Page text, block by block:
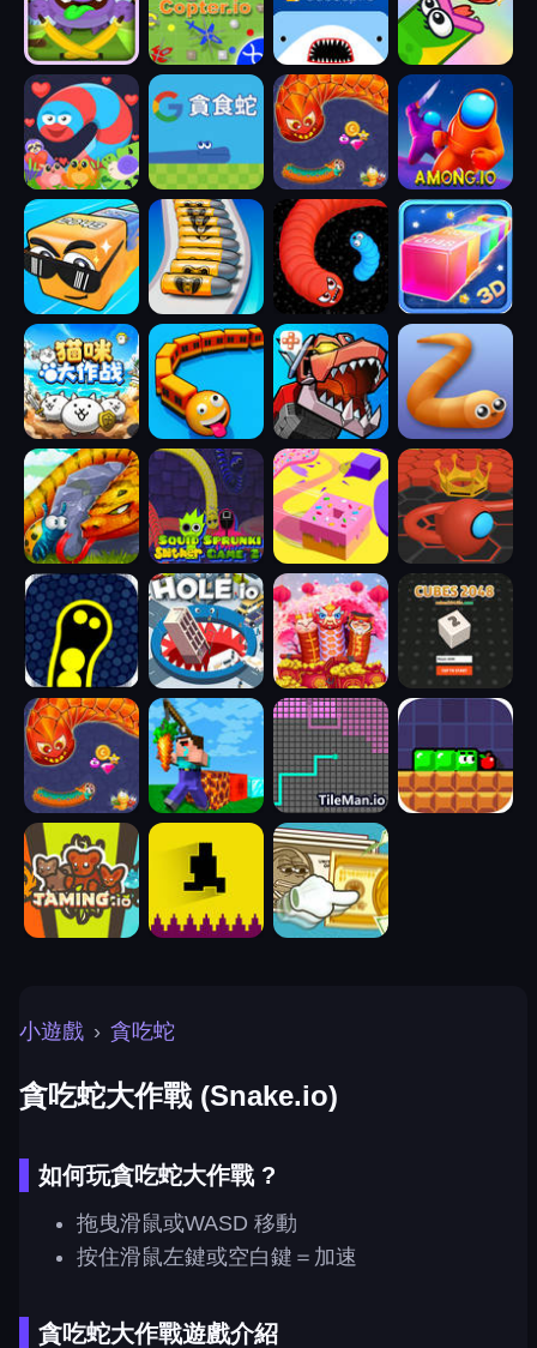
小遊戲 › 貪吃蛇
貪吃蛇大作戰 (Snake.io)
如何玩貪吃蛇大作戰 ?
拖曳滑鼠或WASD 移動
按住滑鼠左鍵或空白鍵＝加速
貪吃蛇大作戰遊戲介紹